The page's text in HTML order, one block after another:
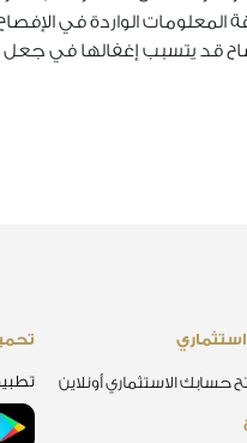
الواردة في الإفصاح،
يتسبب إغفالها في جعل
حسابك الاستثماري أونلاين